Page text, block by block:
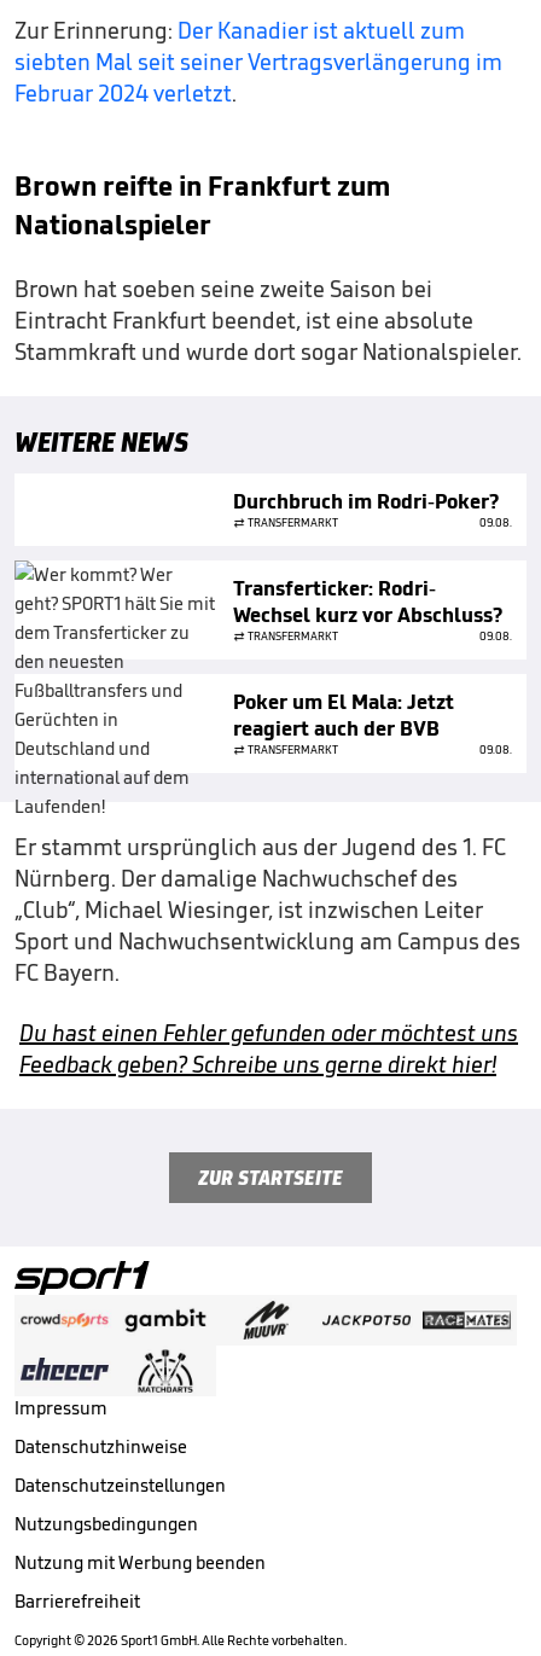
Zur Erinnerung: Der Kanadier ist aktuell zum
siebten Mal seit seiner Vertragsverlängerung im
Februar 2024 verletzt.
Brown reifte in Frankfurt zum
Nationalspieler
Brown hat soeben seine zweite Saison bei
Eintracht Frankfurt beendet, ist eine absolute
Stammkraft und wurde dort sogar Nationalspieler.
WEITERE NEWS
Durchbruch im Rodri-Poker?
TRANSFERMARKT 09.08.
Transferticker: Rodri-
Wechsel kurz vor Abschluss?
TRANSFERMARKT 09.08.
Poker um El Mala: Jetzt
reagiert auch der BVB
TRANSFERMARKT 09.08.
Er stammt ursprünglich aus der Jugend des 1. FC
Nürnberg. Der damalige Nachwuchschef des
„Club“, Michael Wiesinger, ist inzwischen Leiter
Sport und Nachwuchsentwicklung am Campus des
FC Bayern.
Du hast einen Fehler gefunden oder möchtest uns
Feedback geben? Schreibe uns gerne direkt hier!
ZUR STARTSEITE
Impressum
Datenschutzhinweise
Datenschutzeinstellungen
Nutzungsbedingungen
Nutzung mit Werbung beenden
Barrierefreiheit
Copyright ©2026 Sport1 GmbH. Alle Rechte vorbehalten.